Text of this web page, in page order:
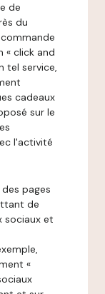
de
du
« click and
tel service,
cadeaux
sur le
l'activité
pages
de
sociaux et
«